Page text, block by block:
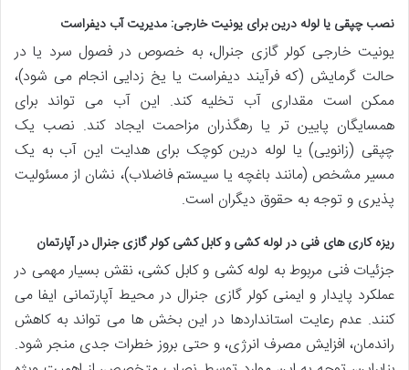
نصب چپقی یا لوله درین برای یونیت خارجی: مدیریت آب دیفراست
یونیت خارجی کولر گازی جنرال، به خصوص در فصول سرد یا در
حالت گرمایش (که فرآیند دیفراست یا یخ زدایی انجام می شود)،
ممکن است مقداری آب تخلیه کند. این آب می تواند برای
همسایگان پایین تر یا رهگذران مزاحمت ایجاد کند. نصب یک
چپقی (زانویی) یا لوله درین کوچک برای هدایت این آب به یک
مسیر مشخص (مانند باغچه یا سیستم فاضلاب)، نشان از مسئولیت
پذیری و توجه به حقوق دیگران است.
ریزه کاری های فنی در لوله کشی و کابل کشی کولر گازی جنرال در آپارتمان
جزئیات فنی مربوط به لوله کشی و کابل کشی، نقش بسیار مهمی در
عملکرد پایدار و ایمنی کولر گازی جنرال در محیط آپارتمانی ایفا می
کنند. عدم رعایت استانداردها در این بخش ها می تواند به کاهش
راندمان، افزایش مصرف انرژی، و حتی بروز خطرات جدی منجر شود.